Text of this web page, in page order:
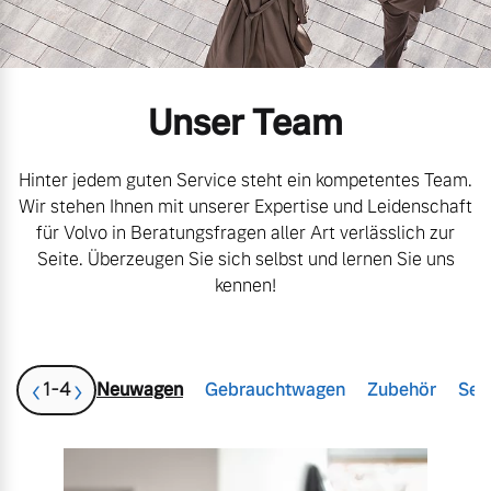
Mild-Hybrid
Geschäftskunden
Editionsmodelle
Volvo Gebrauchtwagenbörse
Aktuelle Zubehörangebote
Zubehörkatalog
Sie erhalten bei uns eine
Volvo Winter- und
Sommer Kompletträder.
Kontakt und Anfahrt
Unser Team
Hinter jedem guten Service steht ein kompetentes Team.
Wir stehen Ihnen mit unserer Expertise und Leidenschaft
für Volvo in Beratungsfragen aller Art verlässlich zur
Seite. Überzeugen Sie sich selbst und lernen Sie uns
kennen!
‹1-4› Neuwagen Gebrauchtwagen Zubehör